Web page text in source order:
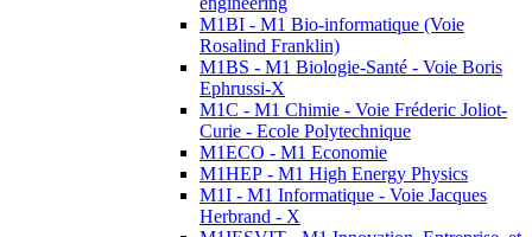
M1BI - M1 Bio-informatique (Voie
Rosalind Franklin)
M1BS - M1 Biologie-Santé - Voie Boris
Ephrussi-X
M1C - M1 Chimie - Voie Fréderic Joliot-
Curie - Ecole Polytechnique
M1ECO - M1 Economie
M1HEP - M1 High Energy Physics
M1I - M1 Informatique - Voie Jacques
Herbrand - X